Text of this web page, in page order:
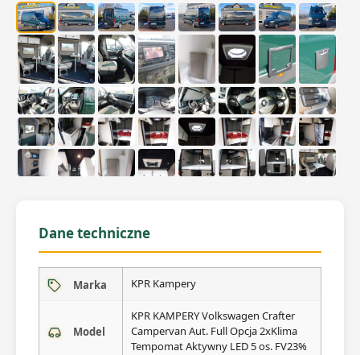
Dane techniczne
Marka KPR Kampery
Model
KPR KAMPERY Volkswagen Crafter
Campervan Aut. Full Opcja 2xKlima
Tempomat Aktywny LED 5 os. FV23%